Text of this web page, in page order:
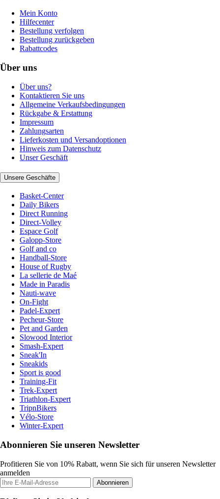
Mein Konto
Hilfecenter
Bestellung verfolgen
Bestellung zurückgeben
Rabattcodes
Über uns
Über uns?
Kontaktieren Sie uns
Allgemeine Verkaufsbedingungen
Rückgabe & Erstattung
Impressum
Zahlungsarten
Lieferkosten und Versandoptionen
Hinweis zum Datenschutz
Unser Geschäft
Unsere Geschäfte
Basket-Center
Daily Bikers
Direct Running
Direct-Volley
Espace Golf
Galopp-Store
Golf and co
Handball-Store
House of Rugby
La sellerie de Maé
Made in Paradis
Nauti-wave
On-Fight
Padel-Expert
Pecheur-Store
Pet and Garden
Slowood Interior
Smash-Expert
Sneak'In
Sneakids
Sport is good
Training-Fit
Trek-Expert
Triathlon-Expert
TripnBikers
Vélo-Store
Winter-Expert
Abonnieren Sie unseren Newsletter
Profitieren Sie von 10% Rabatt, wenn Sie sich für unseren Newsletter
anmelden
Abonnieren